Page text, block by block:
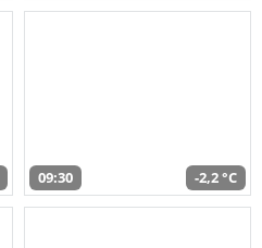
09:30 -2,2 °C